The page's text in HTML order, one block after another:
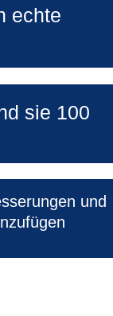
echte
sie 100
und